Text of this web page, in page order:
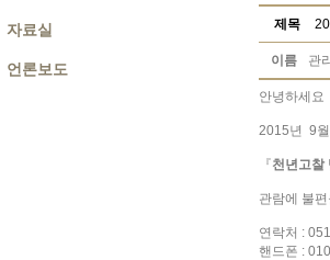
자료실
언론보도
제목
이름 관
안녕하세요
2015년 9월
『천년고찰
관람에 불
연락처 :
핸드폰 :